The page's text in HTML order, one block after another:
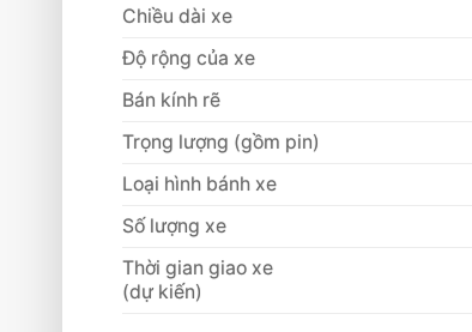
Chiều dài xe
Độ rộng của xe
Bán kính rẽ
Trọng lượng (gồm pin)
Loại hình bánh xe
Số lượng xe
Thời gian giao xe
(dự kiến)